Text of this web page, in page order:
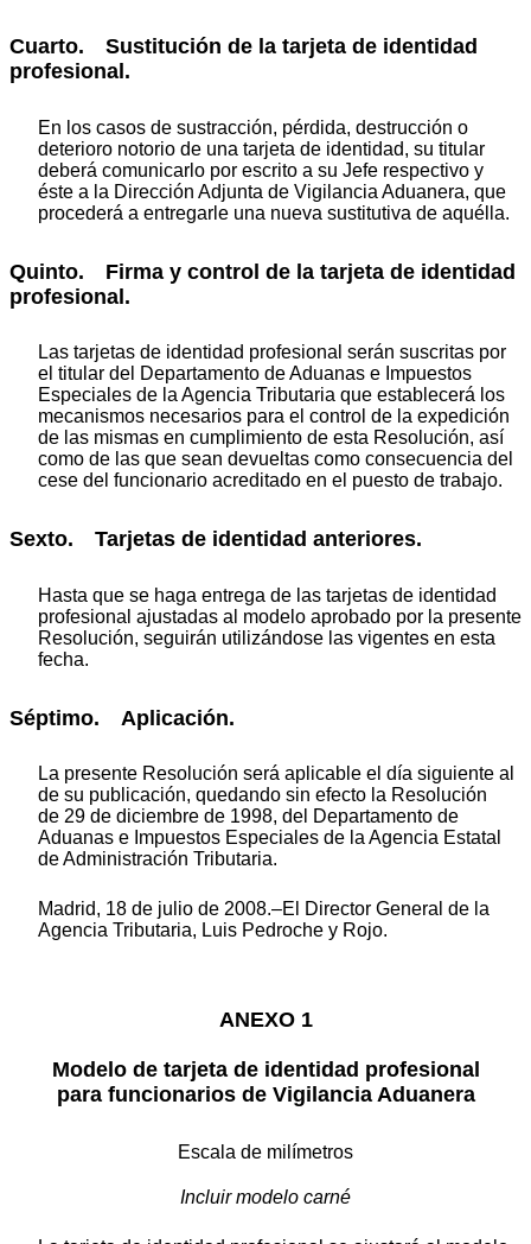
Cuarto. Sustitución de la tarjeta de identidad
profesional.
En los casos de sustracción, pérdida, destrucción o
deterioro notorio de una tarjeta de identidad, su titular
deberá comunicarlo por escrito a su Jefe respectivo y
éste a la Dirección Adjunta de Vigilancia Aduanera, que
procederá a entregarle una nueva sustitutiva de aquélla.
Quinto. Firma y control de la tarjeta de identidad
profesional.
Las tarjetas de identidad profesional serán suscritas por
el titular del Departamento de Aduanas e Impuestos
Especiales de la Agencia Tributaria que establecerá los
mecanismos necesarios para el control de la expedición
de las mismas en cumplimiento de esta Resolución, así
como de las que sean devueltas como consecuencia del
cese del funcionario acreditado en el puesto de trabajo.
Sexto. Tarjetas de identidad anteriores.
Hasta que se haga entrega de las tarjetas de identidad
profesional ajustadas al modelo aprobado por la presente
Resolución, seguirán utilizándose las vigentes en esta
fecha.
Séptimo. Aplicación.
La presente Resolución será aplicable el día siguiente al
de su publicación, quedando sin efecto la Resolución
de 29 de diciembre de 1998, del Departamento de
Aduanas e Impuestos Especiales de la Agencia Estatal
de Administración Tributaria.
Madrid, 18 de julio de 2008.‒El Director General de la
Agencia Tributaria, Luis Pedroche y Rojo.
ANEXO 1
Modelo de tarjeta de identidad profesional
para funcionarios de Vigilancia Aduanera
Escala de milímetros
Incluir modelo carné